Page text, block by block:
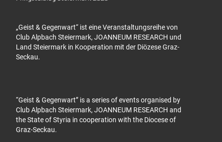
„Geist & Gegenwart“ ist eine Veranstaltungsreihe von
Club Alpbach Steiermark, JOANNEUM RESEARCH und
Land Steiermark in Kooperation mit der Diözese Graz-
Seckau.
“Geist & Gegenwart” is a series of events organised by
Club Alpbach Steiermark, JOANNEUM RESEARCH and
the State of Styria in cooperation with the Diocese of
Graz-Seckau.